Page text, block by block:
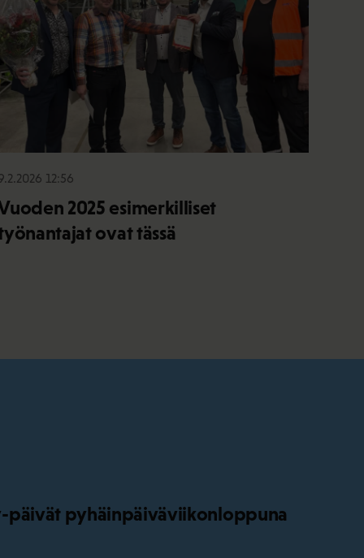
12:56
2025 esimerkilliset
ovat tässä
päivät pyhäinpäiväviikonloppuna